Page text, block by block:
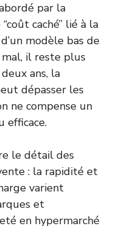
par la
caché” lié à la
modèle bas de
il reste plus
ans, la
dépasser les
ne compense un
efficace.
le détail des
: la rapidité et
varient
et
en hypermarché